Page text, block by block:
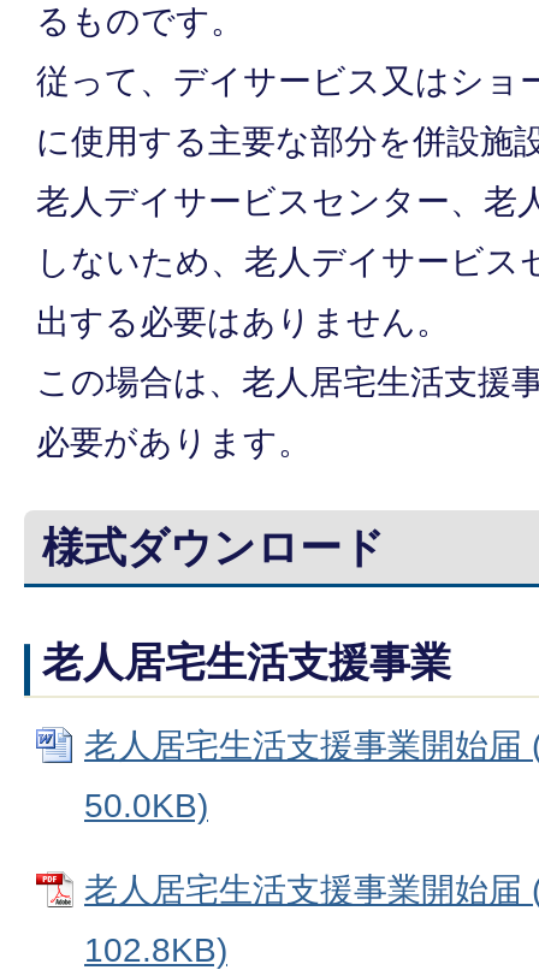
るものです。
従って、デイサービス又はショ
に使用する主要な部分を併設施
老人デイサービスセンター、老
しないため、老人デイサービス
出する必要はありません。
この場合は、老人居宅生活支援
必要があります。
様式ダウンロード
老人居宅生活支援事業
老人居宅生活支援事業開始届
50.0KB)
老人居宅生活支援事業開始届
102.8KB)